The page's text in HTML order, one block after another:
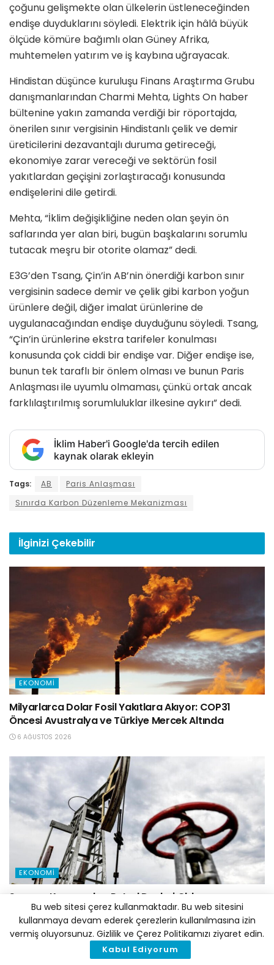
çoğunu gelişmekte olan ülkelerin üstleneceğinden
endişe duyduklarını söyledi. Elektrik için hâlâ büyük
ölçüde kömüre bağımlı olan Güney Afrika,
muhtemelen yatırım ve iş kaybına uğrayacak.
Hindistan düşünce kuruluşu Finans Araştırma Grubu
danışmanlarından Charmi Mehta, Lights On haber
bültenine yakın zamanda verdiği bir röportajda,
önerilen sınır vergisinin Hindistanlı çelik ve demir
üreticilerini dezavantajlı duruma getireceği,
ekonomiye zarar vereceği ve sektörün fosil
yakıtlardan geçişini zorlaştıracağı konusunda
endişelerini dile getirdi.
Mehta, “İklim değişikliğine neden olan şeyin ön
saflarında yer alan biri, bugün başkalarını sorumlu
tutacak meşru bir otorite olamaz” dedi.
E3G’den Tsang, Çin’in AB’nin önerdiği karbon sınır
vergisinin sadece demir ve çelik gibi karbon yoğun
ürünlere değil, diğer imalat ürünlerine de
uygulanacağından endişe duyduğunu söyledi. Tsang,
“Çin’in ürünlerine ekstra tarifeler konulması
konusunda çok ciddi bir endişe var. Diğer endişe ise,
bunun tek taraflı bir önlem olması ve bunun Paris
Anlaşması ile uyumlu olmaması, çünkü ortak ancak
farklılaştırılmış sorumluluklar ilkesine aykırı” dedi.
İklim Haber'i Google'da tercih edilen
kaynak olarak ekleyin
Tags: AB
Paris Anlaşması
Sınırda Karbon Düzenleme Mekanizması
İlginizi Çekebilir
EKONOMI
Milyarlarca Dolar Fosil Yakıtlara Akıyor: COP31
Öncesi Avustralya ve Türkiye Mercek Altında
6 AĞUSTOS 2026
EKONOMI
Savaşın Kazananları Petrol Devleri Oldu
Bu web sitesi çerez kullanmaktadır. Bu web sitesini
kullanmaya devam ederek çerezlerin kullanılmasına izin
vermiş oluyorsunuz. Gizlilik ve Çerez Politikamızı ziyaret edin.
Kabul Ediyorum